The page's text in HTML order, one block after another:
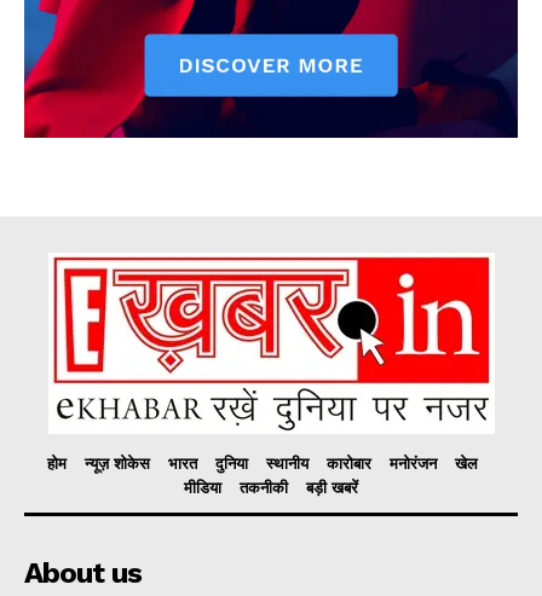
होम न्यूज़ शोकेस भारत दुनिया स्थानीय कारोबार मनोरंजन
खेल
मीडिया
तकनीकी बड़ी खबरें
About us